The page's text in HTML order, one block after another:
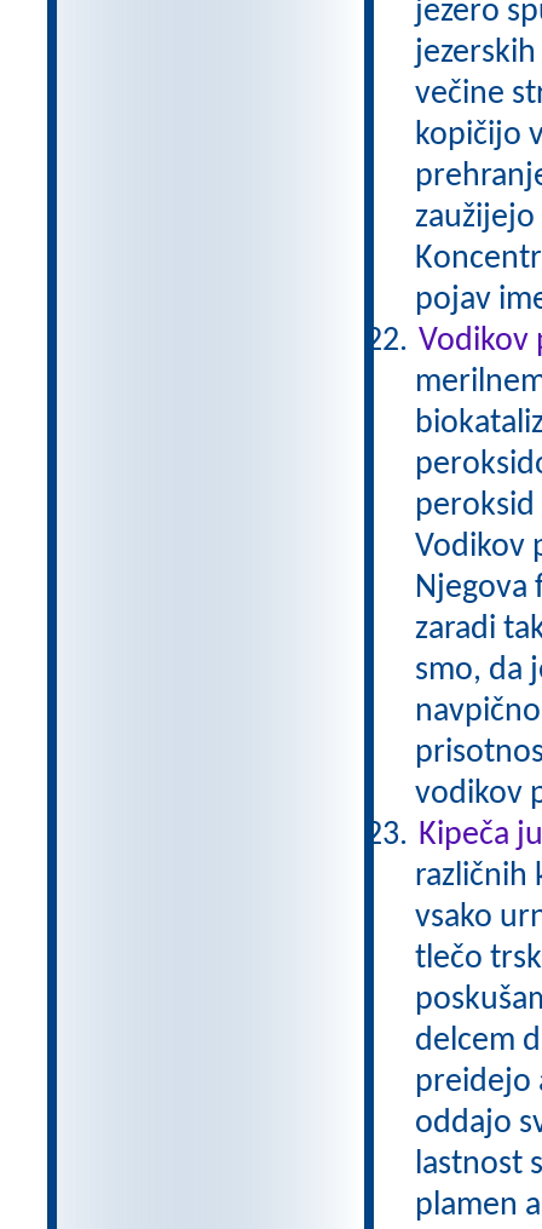
jezero
večine
kopičijo
pojav
Vodikov
peroksid
Vodikov
Njegova
zaradi
smo, da
vodikov
Kipeča
različnih
vsako
tlečo
delcem
preidejo
oddajo
lastnost
plamen